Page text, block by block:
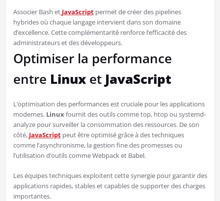
Associer Bash et JavaScriptpermet de créer des pipelines
hybrides où chaque langage intervient dans son domaine
d’excellence. Cette complémentarité renforce l’efficacité des
administrateurs et des développeurs.
Optimiser la performance
entre Linuxet JavaScript
L’optimisation des performances est cruciale pour les applications
modernes. Linux fournit des outils comme top, htop ou systemd-
analyze pour surveiller la consommation des ressources. De son
côté, JavaScriptpeut être optimisé grâce à des techniques
comme l’asynchronisme, la gestion fine des promesses ou
l’utilisation d’outils comme Webpack et Babel.
Les équipes techniques exploitent cette synergie pour garantir des
applications rapides, stables et capables de supporter des charges
importantes.